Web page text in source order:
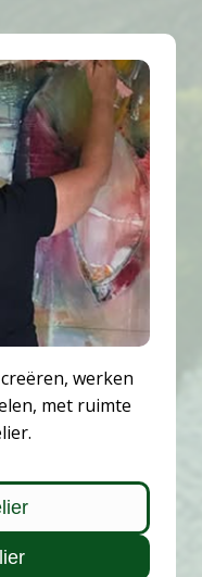
werken
met ruimte